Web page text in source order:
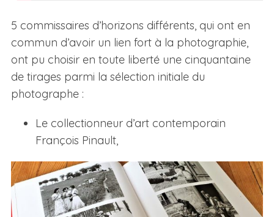
5 commissaires d’horizons différents, qui ont en
commun d’avoir un lien fort à la photographie,
ont pu choisir en toute liberté une cinquantaine
de tirages parmi la sélection initiale du
photographe :
Le collectionneur d’art contemporain
François Pinault,